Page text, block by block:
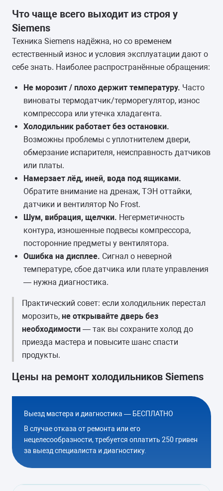
Что чаще всего выходит из строя у
Siemens
Техника Siemens надёжна, но со временем
естественный износ и условия эксплуатации дают о
себе знать. Наиболее распространённые обращения:
Не морозит / плохо держит температуру. Часто
виноваты термодатчик/терморегулятор, износ
компрессора или утечка хладагента.
Холодильник работает без остановки.
Возможны проблемы с уплотнителем двери,
обмерзание испарителя, неисправность датчиков
или платы.
Намерзает лёд, иней, вода под ящиками.
Обратите внимание на дренаж, ТЭН оттайки,
датчики и вентилятор No Frost.
Шум, вибрация, щелчки. Негерметичность
контура, изношенные подвесы компрессора,
посторонние предметы у вентилятора.
Ошибка на дисплее. Сигнал о неверной
температуре, сбое датчика или плате управления
— нужна диагностика.
Практический совет: если холодильник перестал
морозить, не открывайте дверь без
необходимости — так вы сохраните холод до
приезда мастера и повысите шанс спасти
продукты.
Цены на ремонт холодильников Siemens
Выезд мастера и диагностика — БЕСПЛАТНО
В случае отказа от ремонта или его
нецелесообразности, требуется оплатить 250 гривен
за выезд специалиста и диагностику.